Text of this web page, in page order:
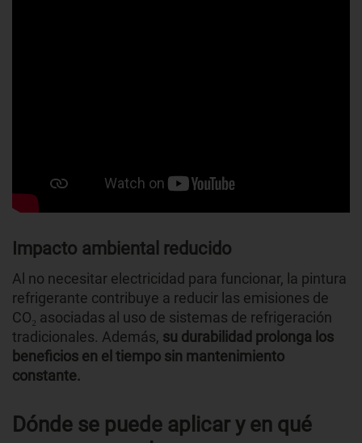
Impacto ambiental reducido
Al no necesitar electricidad para funcionar, la pintura
refrigerante contribuye a reducir las emisiones de
CO₂ asociadas al uso de sistemas de refrigeración
tradicionales. Además, su durabilidad prolonga los
beneficios en el tiempo sin mantenimiento
constante.
Dónde se puede aplicar y en qué